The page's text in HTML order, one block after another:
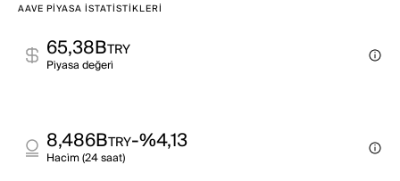
AAVE PIYASA İSTATISTIKLERI
65,38BTRY
Pi̇yasa değeri̇
8,486BTRY-%4,13
Haci̇m (24 saat)